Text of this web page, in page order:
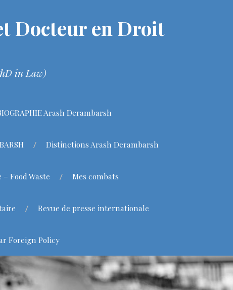
Docteur en Droit
in Law)
Arash Derambarsh
Distinctions Arash Derambarsh
Food Waste Mes combats
Revue de presse internationale
Foreign Policy